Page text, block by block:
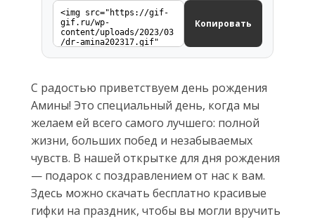
Копировать
С радостью приветствуем день рождения
Амины! Это специальный день, когда мы
желаем ей всего самого лучшего: полной
жизни, больших побед и незабываемых
чувств. В нашей открытке для дня рождения
— подарок с поздравлением от нас к вам.
Здесь можно скачать бесплатно красивые
гифки на праздник, чтобы вы могли вручить